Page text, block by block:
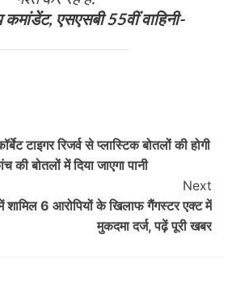
कमांडेंट, एसएसबी 55वीं वाहिनी-
टाइगर रिजर्व से प्लास्टिक बोतलों की होगी
की बोतलों में दिया जाएगा पानी
Next
में शामिल 6 आरोपियों के खिलाफ गैंगस्टर एक्ट में
मुकदमा दर्ज, पढ़ें पूरी खबर